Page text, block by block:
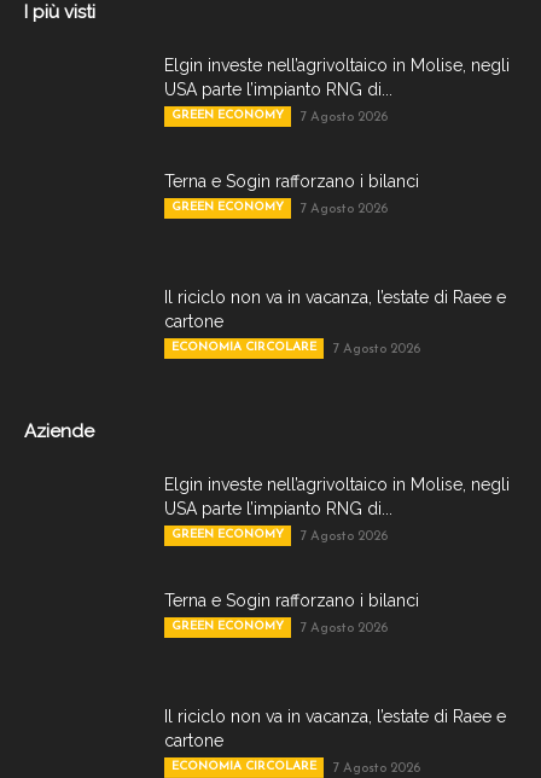
I più visti
Elgin investe nell’agrivoltaico in Molise, negli
USA parte l’impianto RNG di...
GREEN ECONOMY 7 Agosto 2026
Terna e Sogin rafforzano i bilanci
GREEN ECONOMY 7 Agosto 2026
Il riciclo non va in vacanza, l’estate di Raee e
cartone
ECONOMIA CIRCOLARE 7 Agosto 2026
Aziende
Elgin investe nell’agrivoltaico in Molise, negli
USA parte l’impianto RNG di...
GREEN ECONOMY 7 Agosto 2026
Terna e Sogin rafforzano i bilanci
GREEN ECONOMY 7 Agosto 2026
Il riciclo non va in vacanza, l’estate di Raee e
cartone
ECONOMIA CIRCOLARE 7 Agosto 2026